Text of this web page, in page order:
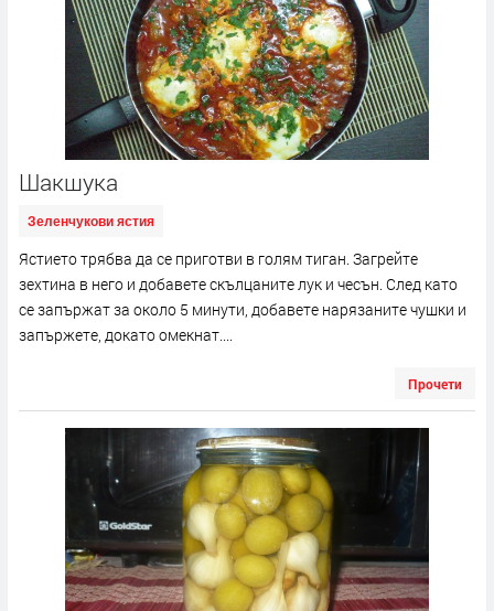
Шакшука
Зеленчукови ястия
Ястието трябва да се приготви в голям тиган. Загрейте
зехтина в него и добавете скълцаните лук и чесън. След като
се запържат за около 5 минути, добавете нарязаните чушки и
запържете, докато омекнат....
Прочети